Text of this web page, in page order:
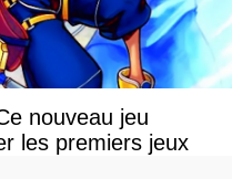
nouveau jeu
les premiers jeux